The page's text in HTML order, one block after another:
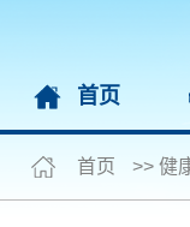
首页
首页 >> 健